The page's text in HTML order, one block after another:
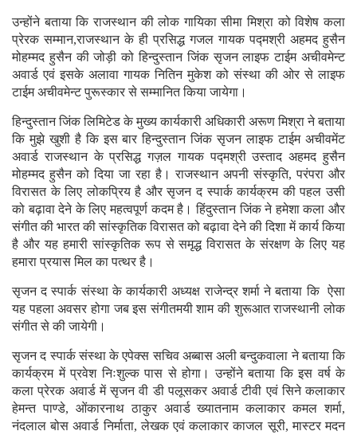
उन्होंने बताया कि राजस्थान की लोक गायिका सीमा मिश्रा को विशेष कला
प्रेरक सम्मान,राजस्थान के ही प्रसिद्ध गजल गायक पद्मश्री अहमद हुसैन
मोहम्मद हुसैन की जोड़ी को हिन्दुस्तान जिंक सृजन लाइफ टाईम अचीवमेन्ट
अवार्ड एवं इसके अलावा गायक नितिन मुकेश को संस्था की ओर से लाइफ
टाईम अचीवमेन्ट पुरूस्कार से सम्मानित किया जायेगा।
हिन्दुस्तान जिंक लिमिटेड के मुख्य कार्यकारी अधिकारी अरूण मिश्रा ने बताया
कि मुझे खुशी है कि इस बार हिन्दुस्तान जिंक सृजन लाइफ टाईम अचीवमेंट
अवार्ड राजस्थान के प्रसिद्ध गज़ल गायक पद्मश्री उस्ताद अहमद हुसैन
मोहम्मद हुसैन को दिया जा रहा है। राजस्थान अपनी संस्कृति, परंपरा और
विरासत के लिए लोकप्रिय है और सृजन द स्पार्क कार्यक्रम की पहल उसी
को बढ़ावा देने के लिए महत्वपूर्ण कदम है। हिंदुस्तान जिंक ने हमेशा कला और
संगीत की भारत की सांस्कृतिक विरासत को बढ़ावा देने की दिशा में कार्य किया
है और यह हमारी सांस्कृतिक रूप से समृद्ध विरासत के संरक्षण के लिए यह
हमारा प्रयास मिल का पत्थर है।
सृजन द स्पार्क संस्था के कार्यकारी अध्यक्ष राजेन्द्र शर्मा ने बताया कि ऐसा
यह पहला अवसर होगा जब इस संगीतमयी शाम की शुरूआत राजस्थानी लोक
संगीत से की जायेगी।
सृजन द स्पार्क संस्था के एपेक्स सचिव अब्बास अली बन्दुकवाला ने बताया कि
कार्यक्रम में प्रवेश निःशुल्क पास से होगा। उन्होंने बताया कि इस वर्ष के
कला प्रेरक अवार्ड में सृजन वी डी पलूसकर अवार्ड टीवी एवं सिने कलाकार
हेमन्त पाण्डे, ओंकारनाथ ठाकुर अवार्ड ख्यातनाम कलाकार कमल शर्मा,
नंदलाल बोस अवार्ड निर्माता, लेखक एवं कलाकार काजल सूरी, मास्टर मदन